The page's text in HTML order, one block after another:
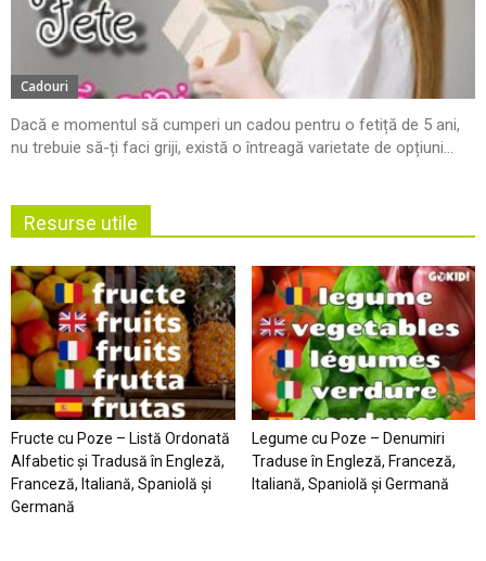
Cadouri
Dacă e momentul să cumperi un cadou pentru o fetiță de 5 ani,
nu trebuie să-ți faci griji, există o întreagă varietate de opțiuni...
Resurse utile
Fructe cu Poze – Listă Ordonată
Alfabetic şi Tradusă în Engleză,
Franceză, Italiană, Spaniolă şi
Germană
Legume cu Poze – Denumiri
Traduse în Engleză, Franceză,
Italiană, Spaniolă şi Germană